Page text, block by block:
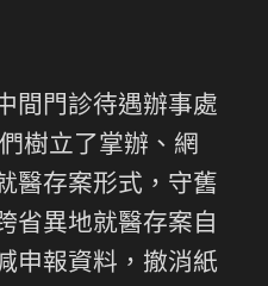
門診待遇辦事處
樹立了掌辦、網
醫存案形式，守舊
省異地就醫存案自
申報資料，撤消紙